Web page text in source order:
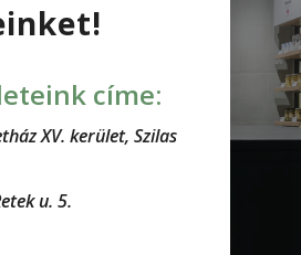
címe:
XV. kerület, Szilas
u. 5.